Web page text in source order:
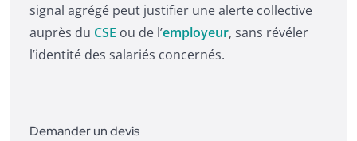
signal agrégé peut justifier une alerte collective
auprès du CSE ou de l’employeur, sans révéler
l’identité des salariés concernés.
Demander un devis